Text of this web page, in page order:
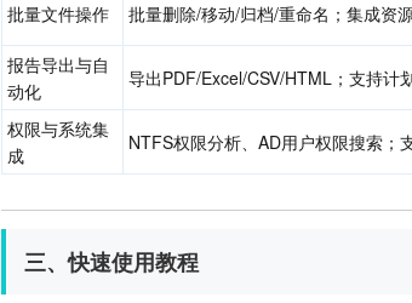
批量文件操作 批量删除/移动/归档/重命名；集成资
报告导出与自
动化
导出PDF/Excel/CSV/HTML；支持计
权限与系统集
成
NTFS权限分析、AD用户权限搜索；
三、快速使用教程